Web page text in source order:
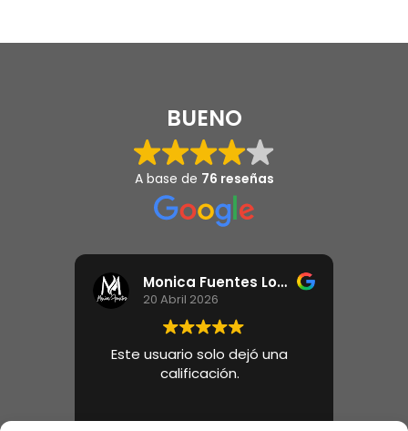
BUENO
A base de 76 reseñas
Monica Fuentes Lopez
20 Abril 2026
Este usuario solo dejó una
calificación.